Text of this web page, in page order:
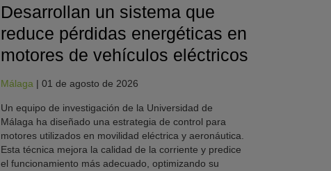
Desarrollan un sistema que
reduce pérdidas energéticas en
motores de vehículos eléctricos
Málaga | 01 de agosto de 2026
Un equipo de investigación de la Universidad de
Málaga ha diseñado una estrategia de control para
motores utilizados en movilidad eléctrica y aeronáutica.
Esta técnica mejora la calidad de la corriente y predice
el funcionamiento más adecuado, optimizando su